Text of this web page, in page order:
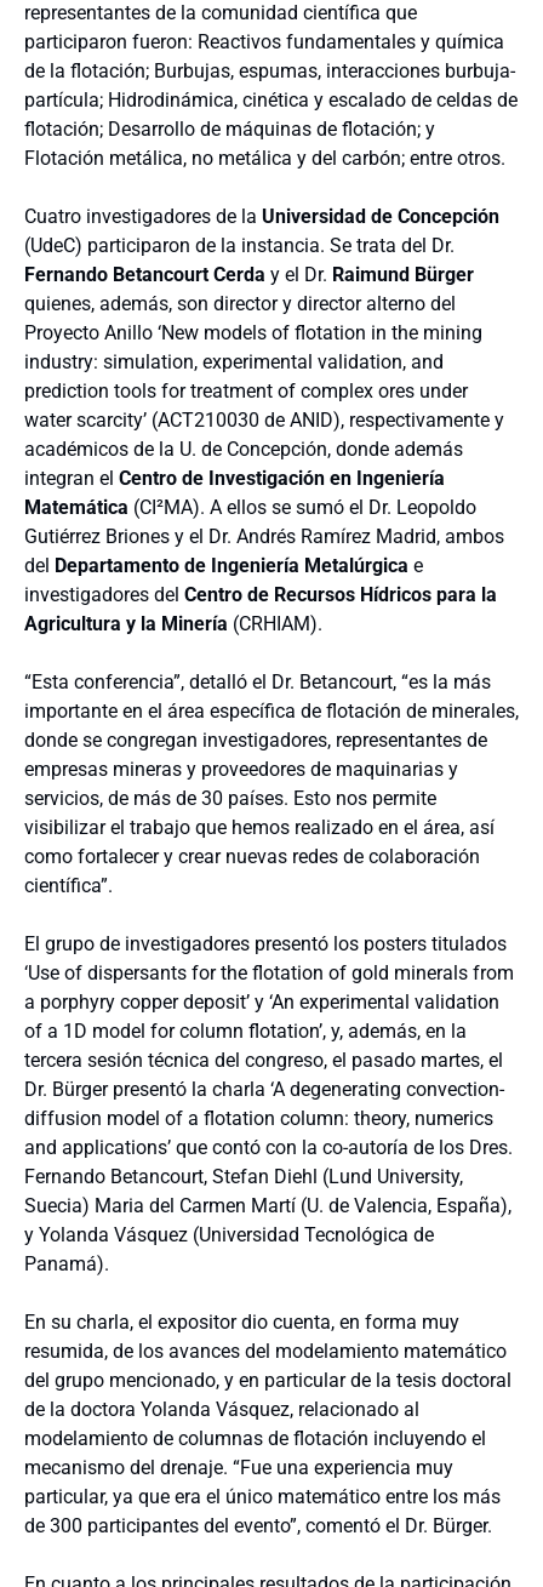
representantes de la comunidad científica que
participaron fueron: Reactivos fundamentales y química
de la flotación; Burbujas, espumas, interacciones burbuja-
partícula; Hidrodinámica, cinética y escalado de celdas de
flotación; Desarrollo de máquinas de flotación; y
Flotación metálica, no metálica y del carbón; entre otros.
Cuatro investigadores de la Universidad de Concepción
(UdeC) participaron de la instancia. Se trata del Dr.
Fernando Betancourt Cerda y el Dr. Raimund Bürger
quienes, además, son director y director alterno del
Proyecto Anillo ‘New models of flotation in the mining
industry: simulation, experimental validation, and
prediction tools for treatment of complex ores under
water scarcity’ (ACT210030 de ANID), respectivamente y
académicos de la U. de Concepción, donde además
integran el Centro de Investigación en Ingeniería
Matemática (CI²MA). A ellos se sumó el Dr. Leopoldo
Gutiérrez Briones y el Dr. Andrés Ramírez Madrid, ambos
del Departamento de Ingeniería Metalúrgica e
investigadores del Centro de Recursos Hídricos para la
Agricultura y la Minería (CRHIAM).
“Esta conferencia”, detalló el Dr. Betancourt, “es la más
importante en el área específica de flotación de minerales,
donde se congregan investigadores, representantes de
empresas mineras y proveedores de maquinarias y
servicios, de más de 30 países. Esto nos permite
visibilizar el trabajo que hemos realizado en el área, así
como fortalecer y crear nuevas redes de colaboración
científica”.
El grupo de investigadores presentó los posters titulados
‘Use of dispersants for the flotation of gold minerals from
a porphyry copper deposit’ y ‘An experimental validation
of a 1D model for column flotation’, y, además, en la
tercera sesión técnica del congreso, el pasado martes, el
Dr. Bürger presentó la charla ‘A degenerating convection-
diffusion model of a flotation column: theory, numerics
and applications’ que contó con la co-autoría de los Dres.
Fernando Betancourt, Stefan Diehl (Lund University,
Suecia) Maria del Carmen Martí (U. de Valencia, España),
y Yolanda Vásquez (Universidad Tecnológica de
Panamá).
En su charla, el expositor dio cuenta, en forma muy
resumida, de los avances del modelamiento matemático
del grupo mencionado, y en particular de la tesis doctoral
de la doctora Yolanda Vásquez, relacionado al
modelamiento de columnas de flotación incluyendo el
mecanismo del drenaje. “Fue una experiencia muy
particular, ya que era el único matemático entre los más
de 300 participantes del evento”, comentó el Dr. Bürger.